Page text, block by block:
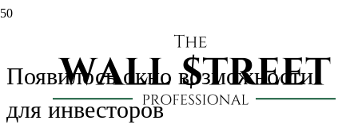
Pepsi (PEP): отчет за 4 кв. 2024 г.
Появилось окно возможности
для инвесторов